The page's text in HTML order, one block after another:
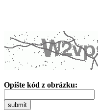
Opište kód z obrázku:
submit